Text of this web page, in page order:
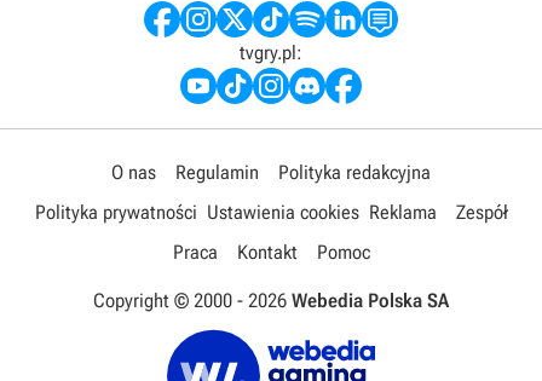
tvgry.pl:
O nas Regulamin
Polityka redakcyjna
Polityka prywatności Ustawienia cookies Reklama
Zespół
Praca
Kontakt Pomoc
Copyright © 2000 - 2026 Webedia Polska SA